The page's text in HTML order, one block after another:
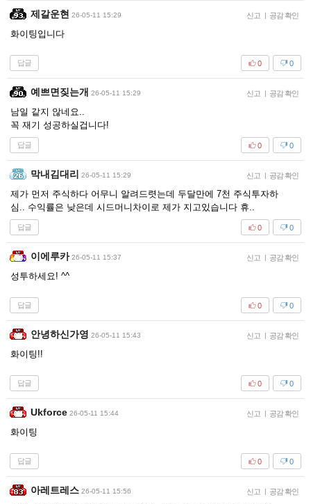
제갈운현 26-05-11 15:29 신고 | 공감 확인
화이팅입니다
답글 0
0
예쁘면짖는개 26-05-11 15:29 신고 | 공감 확인
남일 같지 않네요..
꼭 재기 성공하실겁니다!
답글 0
0
막내김대리 26-05-11 15:29 신고 | 공감 확인
제가 먼저 주식하다 어무니 알려드렷는데 두달만에 7천 주식투자하
심.. 수익률은 낮은데 시드머니차이로 제가 지고있습니다 휴..
답글 0
0
이에루카 26-05-11 15:37 신고 | 공감 확인
성투하세요! ^^
답글 0
0
안녕하신가영 26-05-11 15:43 신고 | 공감 확인
화이팅!!
답글 0
0
Ukforce 26-05-11 15:44 신고 | 공감 확인
화이팅
답글 0
0
아레트레스 26-05-11 15:56 신고 | 공감 확인